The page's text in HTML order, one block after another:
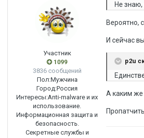
Участник
1099
3836 сообщений
Пол:Мужчина
Город:Россия
Интересы:Anti-malware и их
использование.
Информационная защита и
безопасность.
Секретные службы и
Не знаю,
Вероятно,
И сейчас
p2u
А каким же